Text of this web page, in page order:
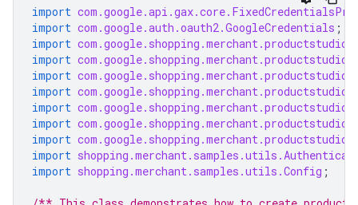
import
import com.google.auth.oauth2.GoogleCredentials ;
import
import
import
import
import
import
import
import
import shopping.merchant.samples.utils.Config ;